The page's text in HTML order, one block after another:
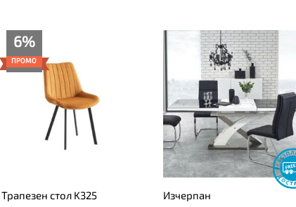
6%
ПРОМО
Трапезен стол K325
лв.).
Текущата
цена
е:
65.00€
(127.13
Изчерпан